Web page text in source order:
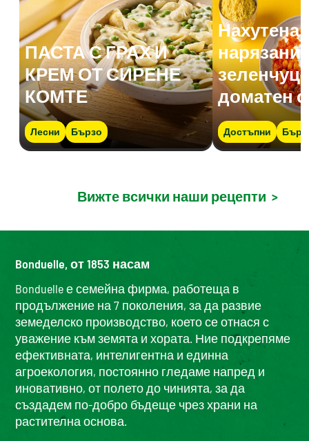
ПАСТА С ГРАХ И
КРЕМ ОТ СИРЕНЕ
КОМТЕ
Лесни Бързо
Нахутена
нарязани
доматен
Достъпни
Вижте всички наши рецепти >
Bonduelle, от 1853 насам
Bonduelle е семейна фирма, работеща в
продължение на 7 поколения, за да развие
земеделско производство, което се отнася с
уважение към земята и хората. Ние подкрепяме
ефективната, интелигентна и единна
агроекология, постоянно гледаме напред и
иновативно, от полето до чинията, за да
създадем по-добро бъдеще чрез храни на
растителна основа.